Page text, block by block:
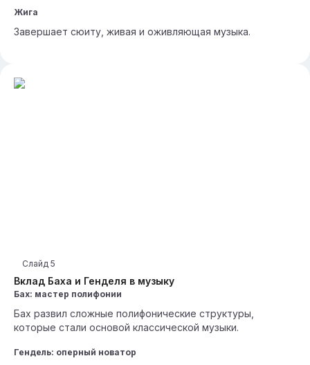
Жига
Завершает сюиту, живая и оживляющая музыка.
Вклад Баха и Генделя в музыку
Слайд 5
Бах: мастер полифонии
Бах развил сложные полифонические структуры,
которые стали основой классической музыки.
Гендель: оперный новатор